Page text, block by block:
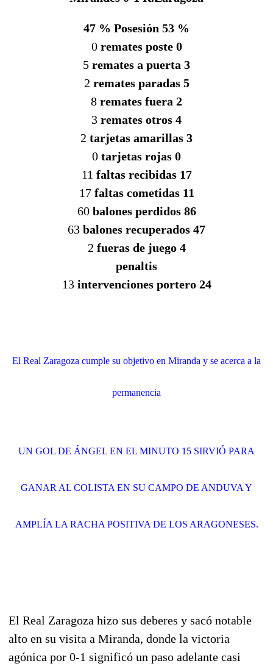
47 % Posesión 53 %
0 remates poste 0
5 remates a puerta 3
2 remates paradas 5
8 remates fuera 2
3 remates otros 4
2 tarjetas amarillas 3
0 tarjetas rojas 0
11 faltas recibidas 17
17 faltas cometidas 11
60 balones perdidos 86
63 balones recuperados 47
2 fueras de juego 4
penaltis
13 intervenciones portero 24
El Real Zaragoza cumple su objetivo en Miranda y se acerca a la
permanencia
UN GOL DE ÁNGEL EN EL MINUTO 15 SIRVIÓ PARA
GANAR AL COLISTA EN SU CAMPO DE ANDUVA Y
AMPLÍA LA RACHA POSITIVA DE LOS ARAGONESES.
El Real Zaragoza hizo sus deberes y sacó notable
alto en su visita a Miranda, donde la victoria
agónica por 0-1 significó un paso adelante casi